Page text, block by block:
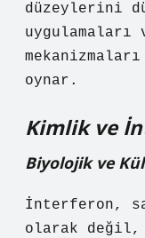
düzeylerini
uygulamaları
oynar.
Kimlik ve
Biyolojik ve
İnterferon,
olarak değil,